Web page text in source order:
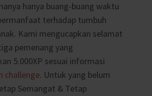
hanya buang-buang waktu
terhadap tumbuh
Kami mengucapkan selamat
pemenang yang
5.000XP sesuai informasi
challenge. Untuk yang belum
Semangat & Tetap